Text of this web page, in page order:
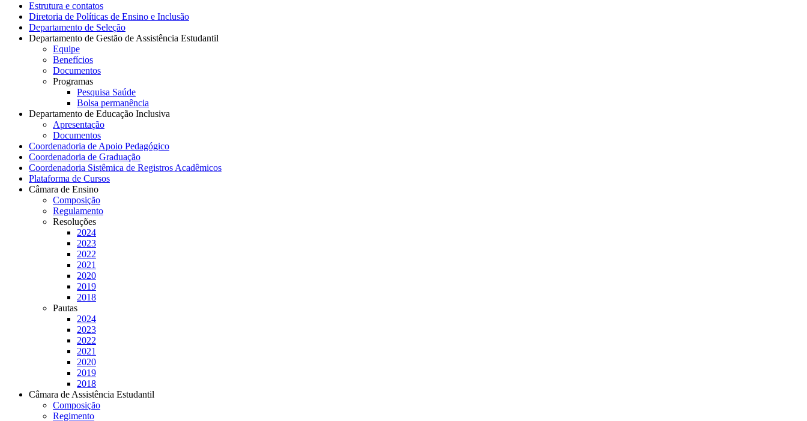
Estrutura e contatos
Diretoria de Políticas de Ensino e Inclusão
Departamento de Seleção
Departamento de Gestão de Assistência Estudantil
Equipe
Benefícios
Documentos
Programas
Pesquisa Saúde
Bolsa permanência
Departamento de Educação Inclusiva
Apresentação
Documentos
Coordenadoria de Apoio Pedagógico
Coordenadoria de Graduação
Coordenadoria Sistêmica de Registros Acadêmicos
Plataforma de Cursos
Câmara de Ensino
Composição
Regulamento
Resoluções
2024
2023
2022
2021
2020
2019
2018
Pautas
2024
2023
2022
2021
2020
2019
2018
Câmara de Assistência Estudantil
Composição
Regimento